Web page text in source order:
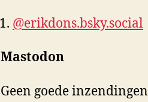
@erikdons.bsky.social
Mastodon
Geen goede inzendingen